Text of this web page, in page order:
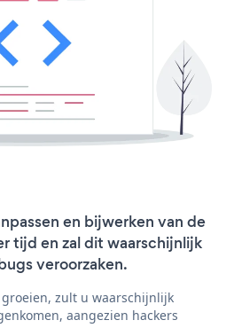
en bijwerken van de
tijd en zal dit waarschijnlijk
veroorzaken.
zult u waarschijnlijk
aangezien hackers